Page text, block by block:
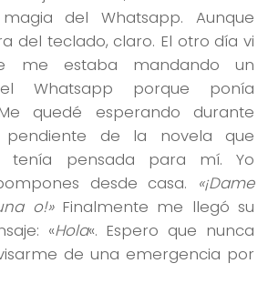
del Whatsapp. Aunque
del teclado, claro. El otro día vi
me estaba mandando un
Whatsapp porque ponía
Me quedé esperando durante
pendiente de la novela que
tenía pensada para mí. Yo
desde casa. «¡Dame
o!»Finalmente me llegó su
«Hola«. Espero que nunca
de una emergencia por